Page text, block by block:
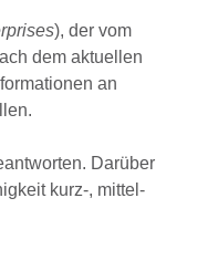
), der vom
dem aktuellen
an
Darüber
kurz-, mittel-